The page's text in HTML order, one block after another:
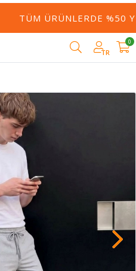
TÜM ÜRÜNLERDE %50
TR
0